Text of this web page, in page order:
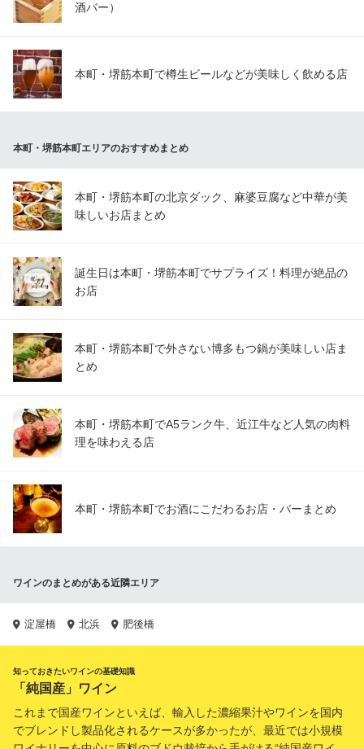
酒バー）
本町・堺筋本町で樽生ビールなどが美味しく飲める店
本町・堺筋本町エリアのおすすめまとめ
本町・堺筋本町の北京ダック、麻婆豆腐など中華が美
味しいお店まとめ
誕生日は本町・堺筋本町でサプライズ！料理が絶品の
お店
本町・堺筋本町で外さない博多もつ鍋が美味しい店ま
とめ
本町・堺筋本町でA5ランク牛、近江牛など人気の肉料
理を味わえる店
本町・堺筋本町でお酒にこだわるお店・バーまとめ
ワインのまとめがある近隣エリア
淀屋橋 北浜 肥後橋
知っておきたいワインの基礎知識
「純国産」ワイン
これまで国産ワインといえば、輸入した濃縮果汁やワインを国内
でブレンドし製品化されるケースが多かったが、最近では小規模